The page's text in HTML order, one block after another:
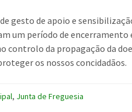
gesto de apoio e
um período de encerramento
controlo da propagação da
os nossos concidadãos.
, Junta de Freguesia